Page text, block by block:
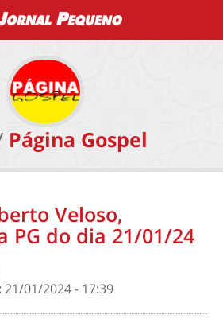
Página Gospel
Veloso,
PG do dia 21/01/24
21/01/2024 - 17:39